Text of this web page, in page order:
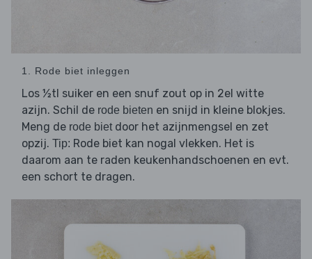
1. Rode biet inleggen
Los ½tl suiker en een snuf zout op in 2el witte
azijn. Schil de rode bieten en snijd in kleine blokjes.
Meng de rode biet door het azijnmengsel en zet
opzij. Tip: Rode biet kan nogal vlekken. Het is
daarom aan te raden keukenhandschoenen en evt.
een schort te dragen.